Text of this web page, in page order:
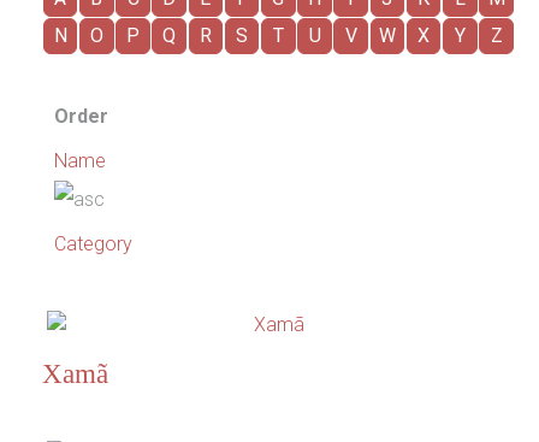
N
O P Q R S T U V W X Y Z
Order
Name
Category
Xamã